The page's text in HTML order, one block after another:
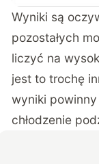
Wyniki są
pozostałych
liczyć na
jest to trochę
wyniki
chłodzenie